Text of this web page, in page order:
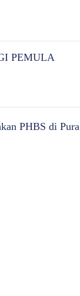
PEMULA
PHBS di Pura